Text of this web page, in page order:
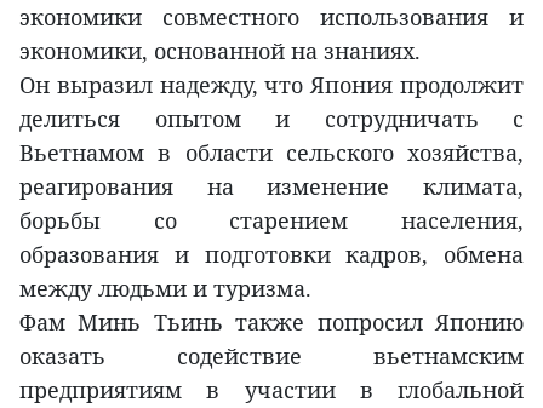
экономики совместного использования и
экономики, основанной на знаниях.
Он выразил надежду, что Япония продолжит
делиться опытом и сотрудничать с
Вьетнамом в области сельского хозяйства,
реагирования на изменение климата,
борьбы со старением населения,
образования и подготовки кадров, обмена
между людьми и туризма.
Фам Минь Тьинь также попросил Японию
оказать содействие вьетнамским
предприятиям в участии в глобальной